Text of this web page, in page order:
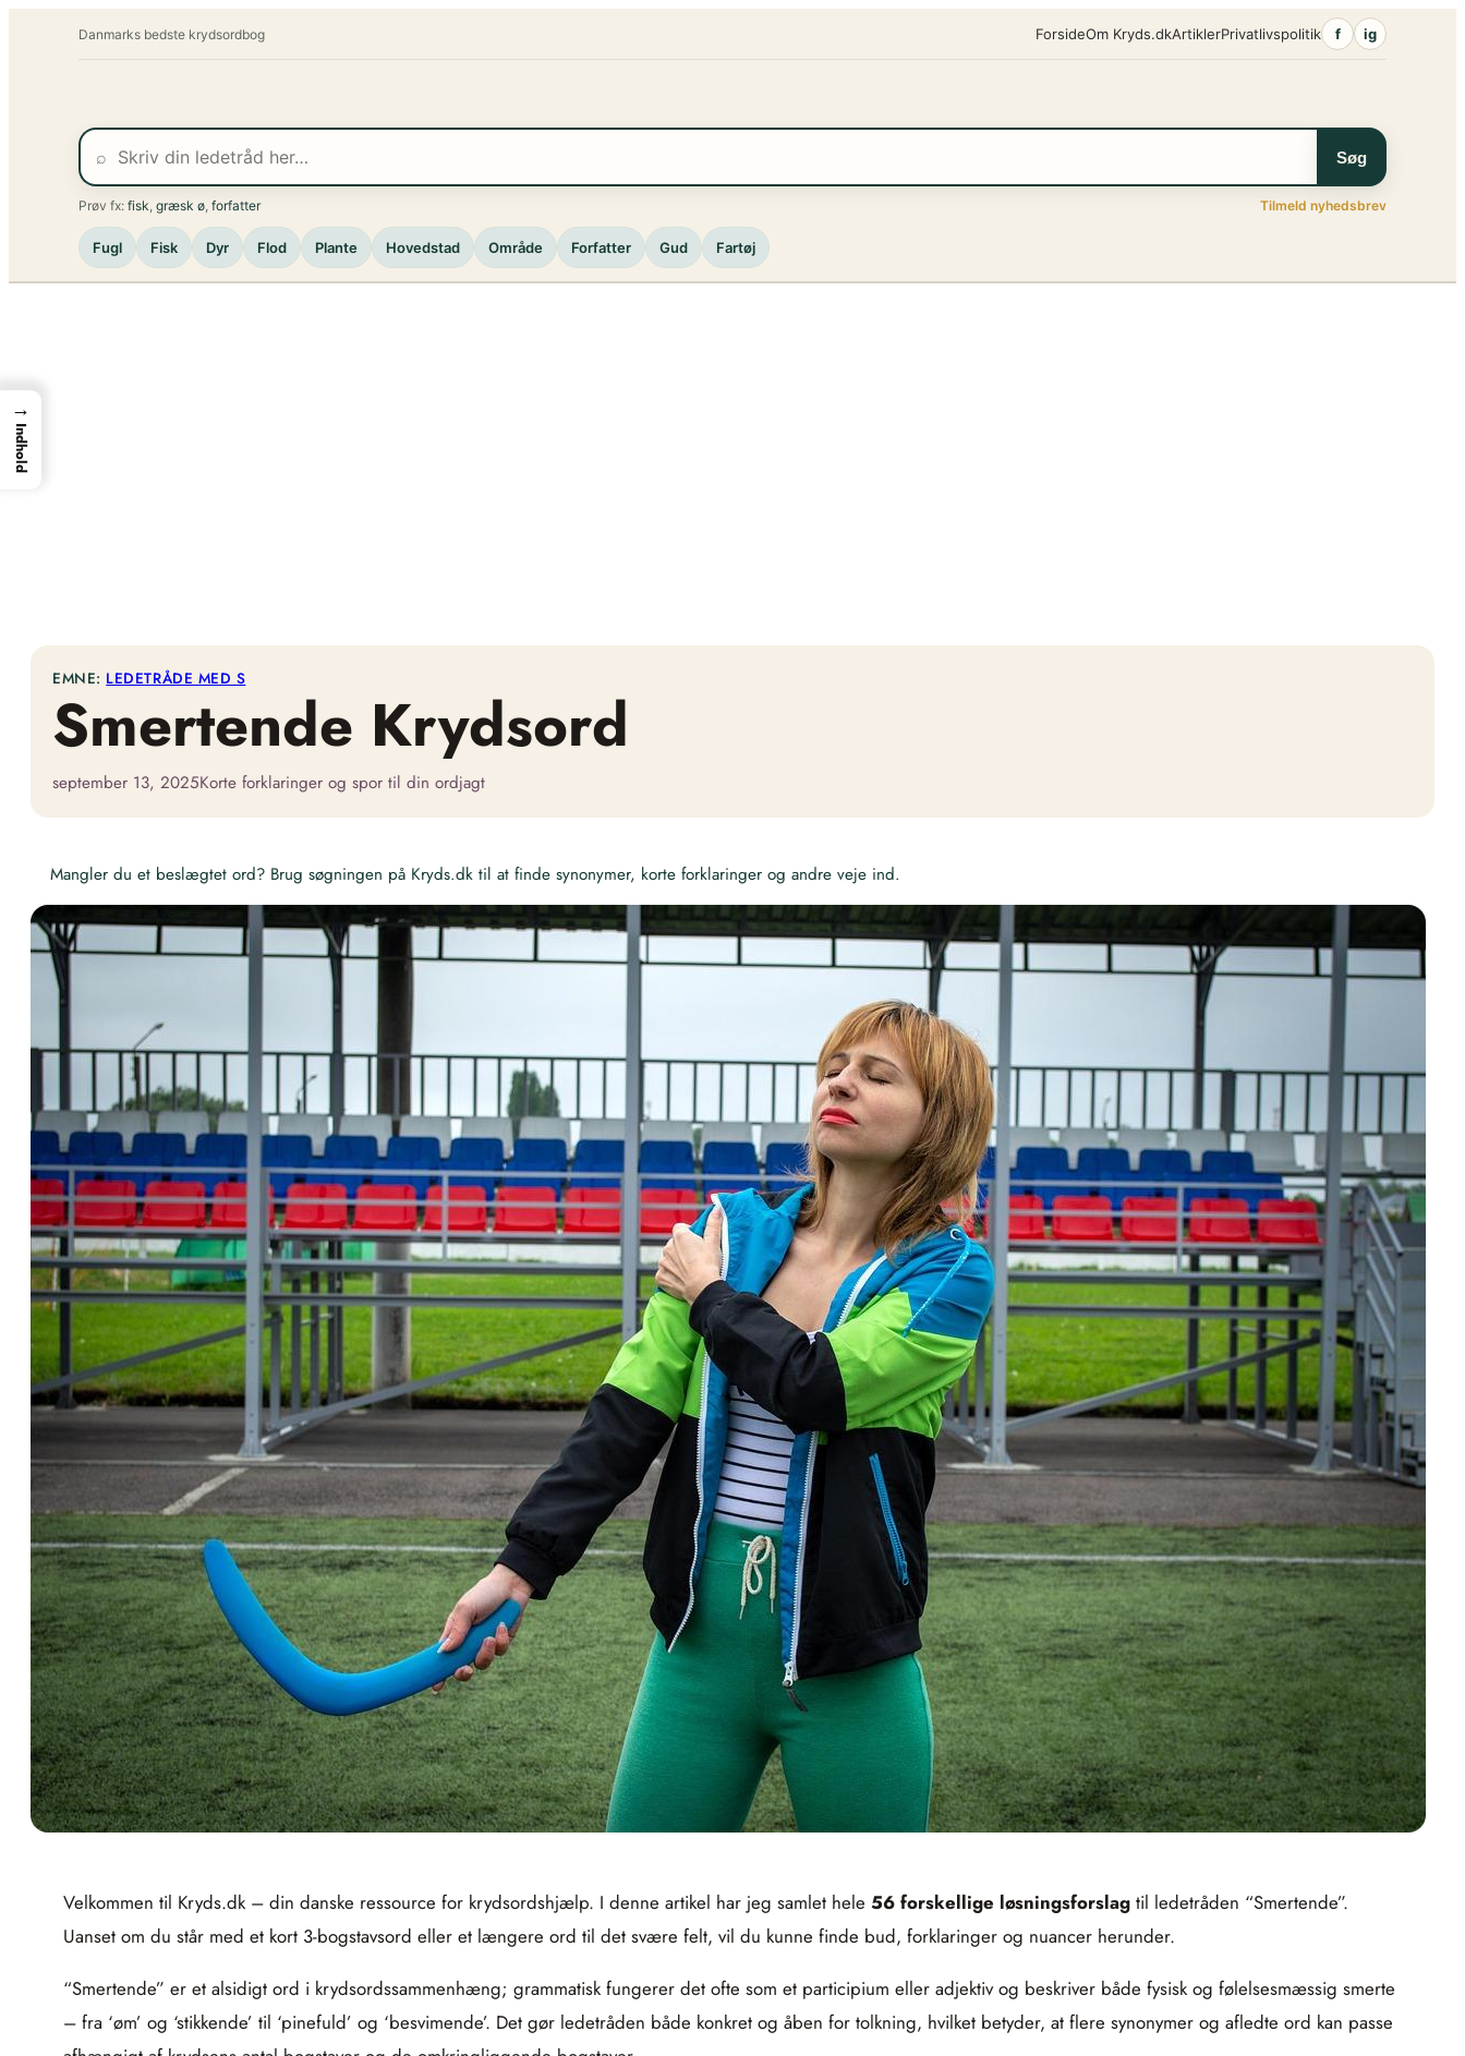
Danmarks bedste krydsordbog ForsideOm Kryds.dkArtiklerPrivatlivspolitik f ig
⌕ Søg
Prøv fx: fisk græsk ø forfatter Tilmeld nyhedsbrev
Fugl Fisk Dyr Flod Plante Hovedstad Område Forfatter Gud Fartøj
EMNE: LEDETRÅDE MED S
Smertende Krydsord
september 13, 2025Korte forklaringer og spor til din ordjagt
Mangler du et beslægtet ord? Brug søgningen på Kryds.dk til at finde synonymer, korte forklaringer og andre veje ind.
Velkommen til Kryds.dk – din danske ressource for krydsordshjælp. I denne artikel har jeg samlet hele 56 forskellige løsningsforslagtil ledetråden “Smertende”.
Uanset om du står med et kort 3‑bogstavsord eller et længere ord til det svære felt, vil du kunne finde bud, forklaringer og nuancer herunder.
“Smertende” er et alsidigt ord i krydsordssammenhæng; grammatisk fungerer det ofte som et participium eller adjektiv og beskriver både fysisk og følelsesmæssig smerte
– fra ‘øm’ og ‘stikkende’ til ‘pinefuld’ og ‘besvimende’. Det gør ledetråden både konkret og åben for tolkning, hvilket betyder, at flere synonymer og afledte ord kan passe
→
Indhold